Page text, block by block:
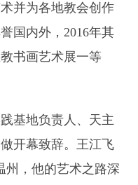
并为各地教会创作
国内外，2016年其
书画艺术展一等
基地负责人、天主
开幕致辞。王江飞
州，他的艺术之路深